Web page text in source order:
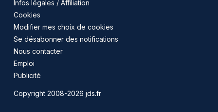
Infos légales / Affiliation
Cookies
Modifier mes choix de cookies
Se désabonner des notifications
Nous contacter
Emploi
Publicité
Copyright 2008-2026 jds.fr